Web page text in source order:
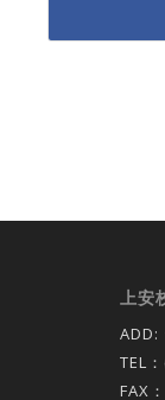
上安
ADD:
TEL：
FAX